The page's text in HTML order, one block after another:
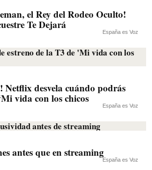
el Rey del Rodeo Oculto!
Te Dejará
España es Voz
Netflix desvela cuándo podrás
vida con los chicos
España es Voz
antes que en streaming
España es Voz